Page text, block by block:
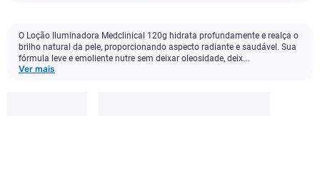
O Loção Iluminadora Medclinical 120g hidrata profundamente e realça o
brilho natural da pele, proporcionando aspecto radiante e saudável. Sua
fórmula leve e emoliente nutre sem deixar oleosidade, deix...
Ver mais